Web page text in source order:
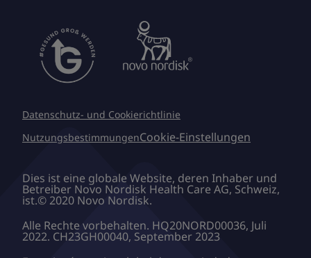
Datenschutz- und Cookierichtlinie
NutzungsbestimmungenCookie-Einstellungen
Dies ist eine globale Website, deren Inhaber und
Betreiber Novo Nordisk Health Care AG, Schweiz,
ist.© 2020 Novo Nordisk.
Alle Rechte vorbehalten. HQ20NORD00036, Juli
2022. CH23GH00040, September 2023